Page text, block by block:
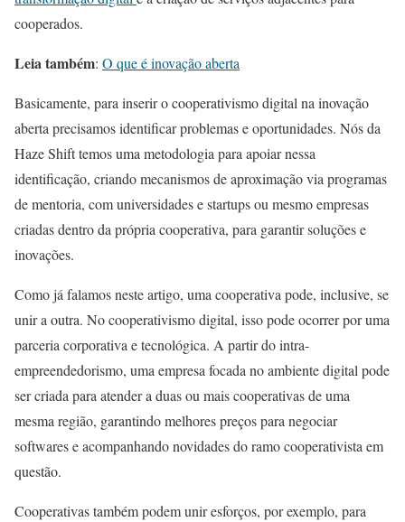
cooperados.
Leia também: O que é inovação aberta
Basicamente, para inserir o cooperativismo digital na inovação
aberta precisamos identificar problemas e oportunidades. Nós da
Haze Shift temos uma metodologia para apoiar nessa
identificação, criando mecanismos de aproximação via programas
de mentoria, com universidades e startups ou mesmo empresas
criadas dentro da própria cooperativa, para garantir soluções e
inovações.
Como já falamos neste artigo, uma cooperativa pode, inclusive, se
unir a outra. No cooperativismo digital, isso pode ocorrer por uma
parceria corporativa e tecnológica. A partir do intra-
empreendedorismo, uma empresa focada no ambiente digital pode
ser criada para atender a duas ou mais cooperativas de uma
mesma região, garantindo melhores preços para negociar
softwares e acompanhando novidades do ramo cooperativista em
questão.
Cooperativas também podem unir esforços, por exemplo, para